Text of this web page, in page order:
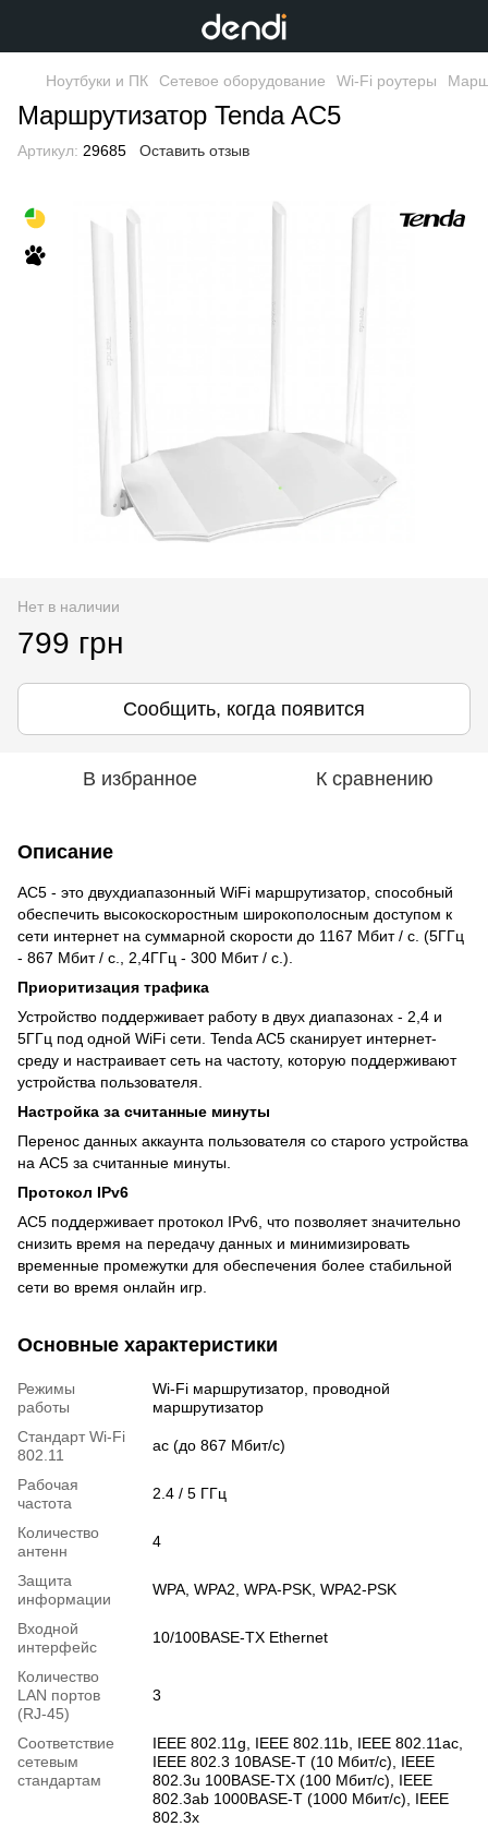
Ноутбуки и ПК Сетевое оборудование Wi-Fi роутеры
Маршрутизатор Tenda AC5
Артикул: 29685 Оставить отзыв
Нет в наличии
799 грн
Сообщить, когда появится
В избранное К сравнению
Описание
АС5 - это двухдиапазонный WiFi маршрутизатор, способный
обеспечить высокоскоростным широкополосным доступом к
сети интернет на суммарной скорости до 1167 Мбит / с. (5ГГц
- 867 Мбит / с., 2,4ГГц - 300 Мбит / с.).
Приоритизация трафика
Устройство поддерживает работу в двух диапазонах - 2,4 и
5ГГц под одной WiFi сети. Tenda AC5 сканирует интернет-
среду и настраивает сеть на частоту, которую поддерживают
устройства пользователя.
Настройка за считанные минуты
Перенос данных аккаунта пользователя со старого устройства
на AC5 за считанные минуты.
Протокол IPv6
AC5 поддерживает протокол IPv6, что позволяет значительно
снизить время на передачу данных и минимизировать
временные промежутки для обеспечения более стабильной
сети во время онлайн игр.
Основные характеристики
Режимы
работы
Wi-Fi маршрутизатор, проводной
маршрутизатор
Стандарт Wi-Fi
802.11
ac (до 867 Мбит/c)
Рабочая
частота
2.4 / 5 ГГц
Количество
антенн
4
Защита
информации
WPA, WPA2, WPA-PSK, WPA2-PSK
Входной
интерфейс
10/100BASE-TX Ethernet
Количество
LAN портов
(RJ-45)
3
Соответствие
сетевым
стандартам
IEEE 802.11g, IEEE 802.11b, IEEE 802.11ac,
IEEE 802.3 10BASE-T (10 Мбит/с), IEEE
802.3u 100BASE-TX (100 Мбит/с), IEEE
802.3ab 1000BASE-T (1000 Мбит/с), IEEE
802.3x